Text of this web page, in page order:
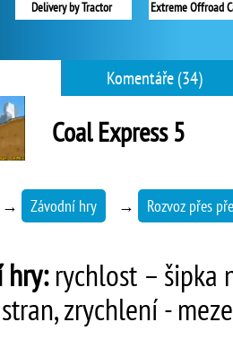
Delivery by Tractor Extreme Offroad
Komentáře (34)
Coal Express 5
→ Závodní hry → Rozvoz přes
hry:rychlost – šipka
zrychlení -